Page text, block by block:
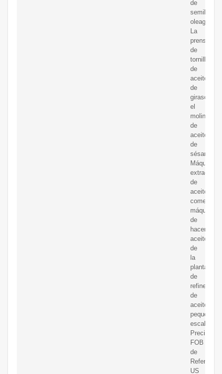
de
semillas
La
prensa
de
tornillo
de
aceite
de
girasol
el
molino
de
aceite
de
sésamo
Máquina
extractora
de
aceite
comestible
máquina
de
hacer
aceite
de
la
planta
de
refinería
de
aceiteen
pequeña
escala
Precio
FOB
de
US